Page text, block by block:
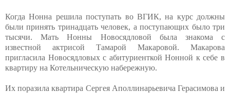
Когда Нонна решила поступать во ВГИК, на курс должны
были принять тринадцать человек, а поступающих было три
тысячи. Мать Нонны Новосядловой была знакома с
известной актрисой Тамарой Макаровой. Макарова
пригласила Новосядловых с абитуриенткой Нонной к себе в
квартиру на Котельническую набережную.
Их поразила квартира Сергея Аполлинарьевича Герасимова и